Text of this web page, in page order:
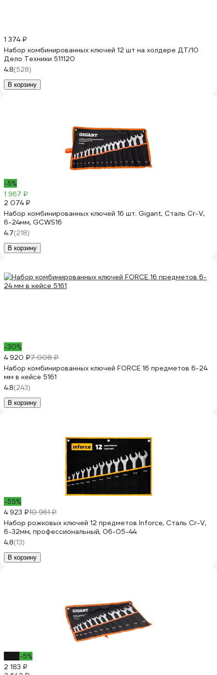
1 374 ₽
Набор комбинированных ключей 12 шт на холдере ДТ/10
Дело Техники 511120
4.8(528)
В корзину
-5%
1 967 ₽
2 074 ₽
Набор комбинированных ключей 16 шт. Gigant, Сталь Cr-V,
6-24мм, GCWS16
4.7(218)
В корзину
-30%
4 920 ₽7 008 ₽
Набор комбинированных ключей FORCE 16 предметов 6-24
мм в кейсе 5161
4.8(243)
В корзину
-55%
4 923 ₽10 961 ₽
Набор рожковых ключей 12 предметов Inforce, Сталь Cr-V,
6-32мм, профессиональный, 06-05-44
4.8(13)
В корзину
-5%
2 183 ₽